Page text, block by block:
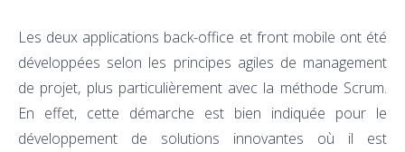
Les deux applications back-office et front mobile ont été
développées selon les principes agiles de management
de projet, plus particulièrement avec la méthode Scrum.
En effet, cette démarche est bien indiquée pour le
développement de solutions innovantes où il est